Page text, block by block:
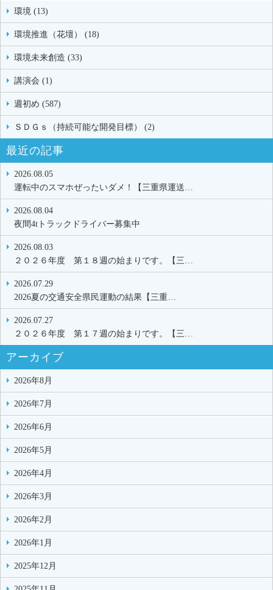
環境 (13)
環境推進（花壇） (18)
環境未来創造 (33)
講演会 (1)
週初め (587)
ＳＤＧｓ（持続可能な開発目標） (2)
最近の記事
2026.08.05
運転中のスマホぜったいダメ！【三重県運送…
2026.08.04
夜間4tトラックドライバー募集中
2026.08.03
２０２６年度 第１８週の始まりです。【三…
2026.07.29
2026夏の交通安全県民運動の結果【三重…
2026.07.27
２０２６年度 第１７週の始まりです。【三…
アーカイブ
2026年8月
2026年7月
2026年6月
2026年5月
2026年4月
2026年3月
2026年2月
2026年1月
2025年12月